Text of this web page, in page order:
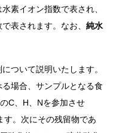
素イオン指数で表され、
表されます。なお、 純水
ついて説明いたします。
場合、サンプルとなる食
C、H、Nを参加させ
す。次にその残留物であ